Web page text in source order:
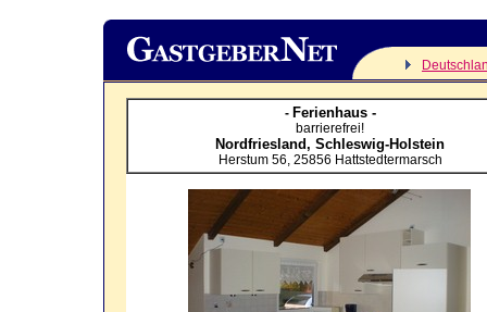
- Ferienhaus -
barrierefrei!
Nordfriesland, Schleswig-Holstein
Herstum 56, 25856 Hattstedtermarsch